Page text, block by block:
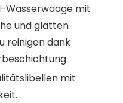
Wasserwaage mit
und glatten
reinigen dank
mit